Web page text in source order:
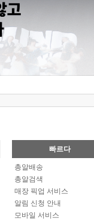
빠르다
총알배송
총알검색
매장 픽업 서비스
알림 신청 안내
모바일 서비스